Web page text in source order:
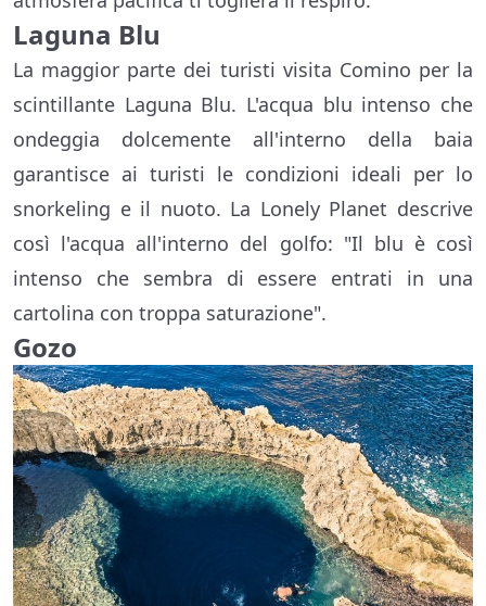
Laguna Blu
La maggior parte dei turisti visita Comino per la
scintillante Laguna Blu. L'acqua blu intenso che
ondeggia dolcemente all'interno della baia
garantisce ai turisti le condizioni ideali per lo
snorkeling e il nuoto. La Lonely Planet descrive
così l'acqua all'interno del golfo: "Il blu è così
intenso che sembra di essere entrati in una
cartolina con troppa saturazione".
Gozo